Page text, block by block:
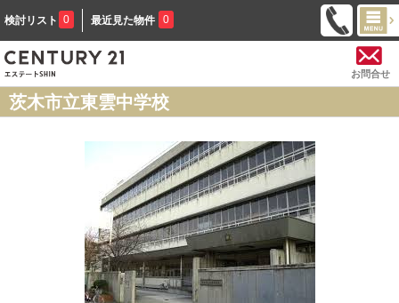
検討リスト 0 最近見た物件 0
お問合せ
茨木市立東雲中学校